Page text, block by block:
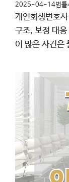
2025-04-14법
개인회생변호
구조, 보정 대
이 많은 사건은